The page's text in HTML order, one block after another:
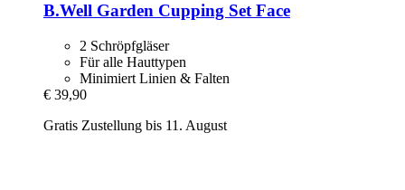
B.Well Garden Cupping Set Face
2 Schröpfgläser
Für alle Hauttypen
Minimiert Linien & Falten
€ 39,90
Gratis Zustellung bis 11. August